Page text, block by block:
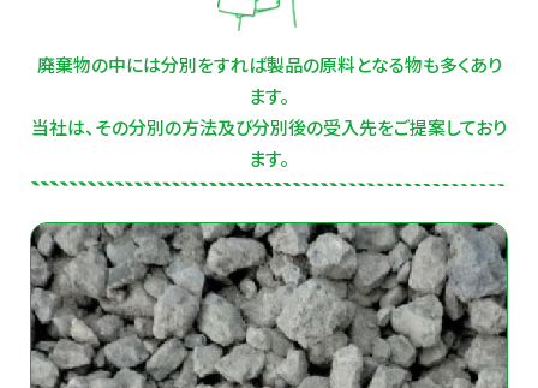
廃棄物の中には分別をすれば製品の原料となる物も多くあり
ます。
当社は、その分別の方法及び分別後の受入先をご提案しており
ます。